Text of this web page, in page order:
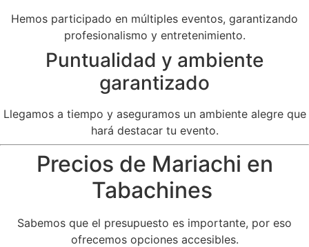
Hemos participado en múltiples eventos, garantizando
profesionalismo y entretenimiento.
Puntualidad y ambiente
garantizado
Llegamos a tiempo y aseguramos un ambiente alegre que
hará destacar tu evento.
Precios de Mariachi en
Tabachines
Sabemos que el presupuesto es importante, por eso
ofrecemos opciones accesibles.